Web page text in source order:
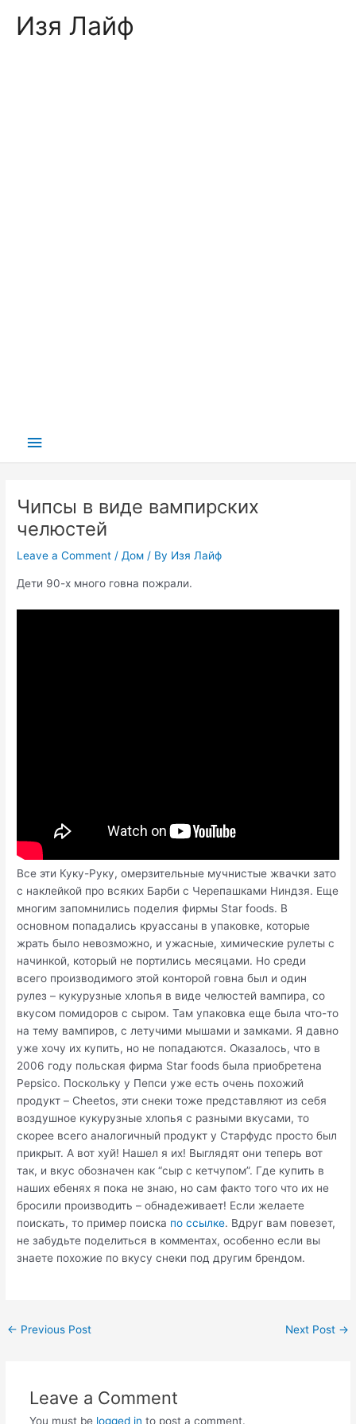
Изя Лайф
Main
Чипсы в виде вампирских
челюстей
Leave a Comment /Дом / By Изя Лайф
Дети 90-х много говна пожрали.
Все эти Куку-Руку, омерзительные мучнистые жвачки зато
с наклейкой про всяких Барби с Черепашками Ниндзя. Еще
многим запомнились поделия фирмы Star foods. В
основном попадались круассаны в упаковке, которые
жрать было невозможно, и ужасные, химические рулеты с
начинкой, который не портились месяцами. Но среди
всего производимого этой конторой говна был и один
рулез – кукурузные хлопья в виде челюстей вампира, со
вкусом помидоров с сыром. Там упаковка еще была что-то
на тему вампиров, с летучими мышами и замками. Я давно
уже хочу их купить, но не попадаются. Оказалось, что в
2006 году польская фирма Star foods была приобретена
Pepsico. Поскольку у Пепси уже есть очень похожий
продукт – Cheetos, эти снеки тоже представляют из себя
воздушное кукурузные хлопья с разными вкусами, то
скорее всего аналогичный продукт у Старфудс просто был
прикрыт. А вот хуй! Нашел я их! Выглядят они теперь вот
так, и вкус обозначен как “сыр с кетчупом”. Где купить в
наших ебенях я пока не знаю, но сам факто того что их не
бросили производить – обнадеживает! Если желаете
поискать, то пример поиска по ссылке. Вдруг вам повезет,
не забудьте поделиться в комментах, особенно если вы
знаете похожие по вкусу снеки под другим брендом.
Post
← Previous Post Next Post →
Leave a Comment
You must be logged in to post a comment.